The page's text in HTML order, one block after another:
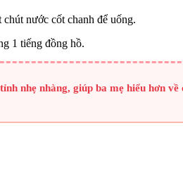
nước cốt chanh để uống.
1 tiếng đồng hồ.
nhẹ nhàng, giúp ba mẹ hiểu hơn